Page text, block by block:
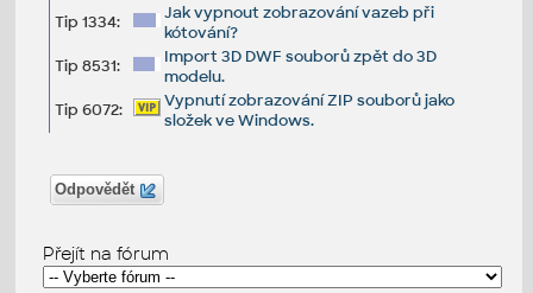
Tip 1334:
Jak vypnout zobrazování vazeb při
kótování?
Tip 8531:
Import 3D DWF souborů zpět do 3D
modelu.
Tip 6072:
Vypnutí zobrazování ZIP souborů jako
složek ve Windows.
Odpovědět
Přejít na fórum